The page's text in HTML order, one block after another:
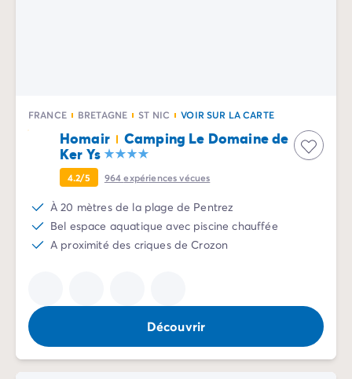
Camping 4 étoiles
Camping 5 étoiles
Camping à la campagne
Camping à la montagne
Camping acceptant les chiens
Camping avec club enfants
Camping avec clubs ados
Camping avec parc aquatique
Camping en bord de mer
Camping en bord de rivière
Camping en nature et découvertes
Camping et vélo en famille
FRANCE BRETAGNE ST NIC VOIR SUR LA CARTE
Homair
Camping Le Domaine de
Ker Ys
4.2/5 964expériences vécues
À 20 mètres de la plage de Pentrez
Bel espace aquatique avec piscine chauffée
A proximité des criques de Crozon
Découvrir